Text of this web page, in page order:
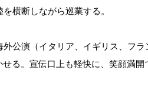
横断しながら巡業する。
公演（イタリア、イギリス、フ
る。宣伝口上も軽快に、笑顔満